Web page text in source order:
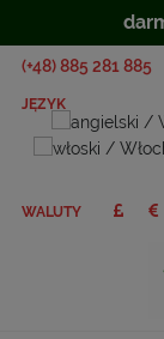
(+48) 885 281 885
JĘZYK
WALUTY